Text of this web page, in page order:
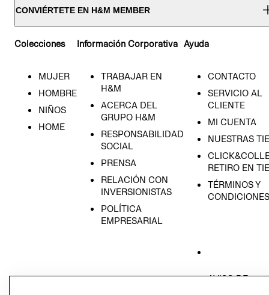
CONVIÉRTETE EN H&M MEMBER
Colecciones
MUJER
HOMBRE
NIÑOS
HOME
Información Corporativa
TRABAJAR EN
H&M
ACERCA DEL
GRUPO H&M
RESPONSABILIDAD
SOCIAL
PRENSA
RELACIÓN CON
INVERSIONISTAS
POLÍTICA
EMPRESARIAL
Ayuda
CONTACTO
SERVICIO AL
CLIENTE
MI CUENTA
NUESTRAS
RETIRO EN
TÉRMINOS Y
CONDICIONES
AVISO DE